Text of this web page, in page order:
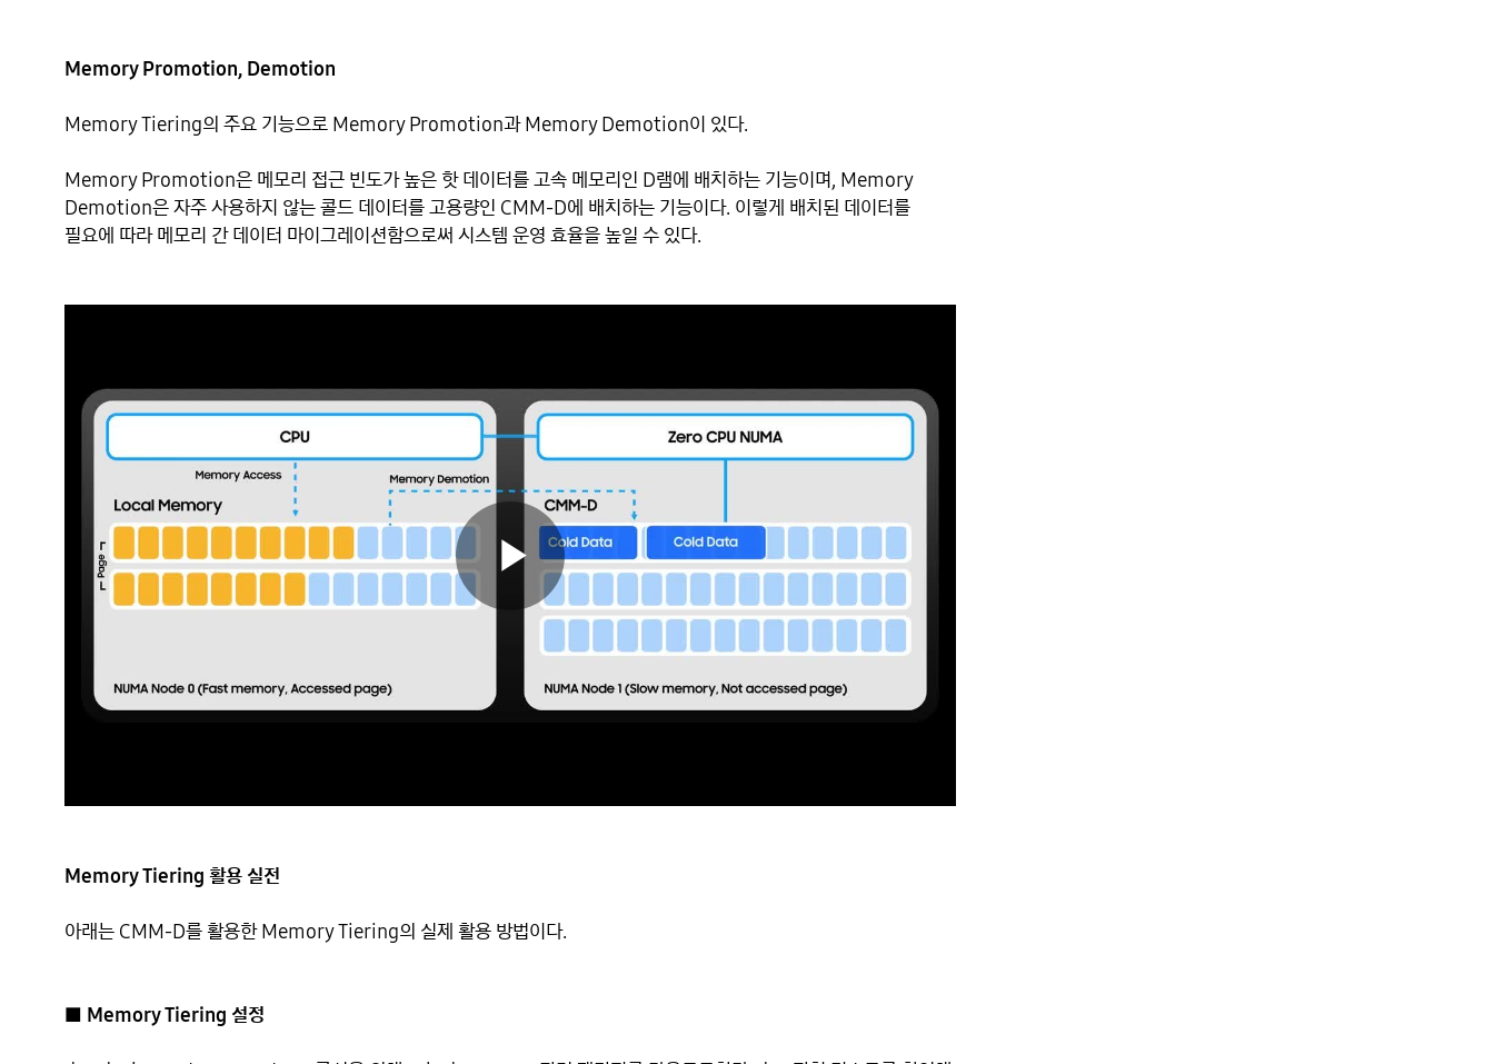
Memory Promotion, Demotion
Memory Tiering의 주요 기능으로 Memory Promotion과 Memory Demotion이 있다.
Memory Promotion은 메모리 접근 빈도가 높은 핫 데이터를 고속 메모리인 D램에 배치하는 기능이며, Memory
Demotion은 자주 사용하지 않는 콜드 데이터를 고용량인 CMM-D에 배치하는 기능이다. 이렇게 배치된 데이터를
Memory Tiering 활용 실전
아래는 CMM-D를 활용한 Memory Tiering의 실제 활용 방법이다.
■ Memory Tiering 설정